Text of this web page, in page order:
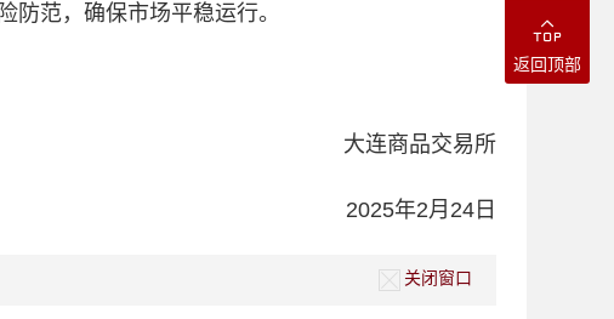
范，确保市场平稳运行。
大连商品交易所
2025年2月24日
关闭窗口
返回顶部